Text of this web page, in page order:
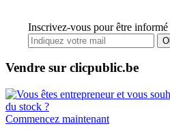
Inscrivez-vous pour être informé
Vendre sur clicpublic.be
Commencez maintenant